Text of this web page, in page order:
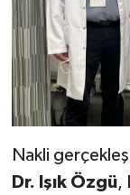
Nakli
Dr. Işık Özgü,